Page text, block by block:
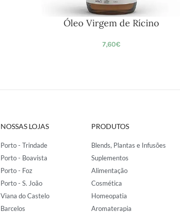
Óleo Virgem de Rícino
7,60€
NOSSAS LOJAS
Porto - Trindade
Porto - Boavista
Porto - Foz
Porto - S. João
Viana do Castelo
Barcelos
PRODUTOS
Blends, Plantas e Infusões
Suplementos
Alimentação
Cosmética
Homeopatia
Aromaterapia